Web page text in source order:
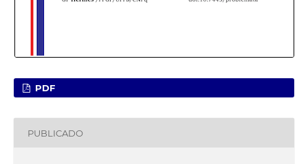
PDF
PUBLICADO